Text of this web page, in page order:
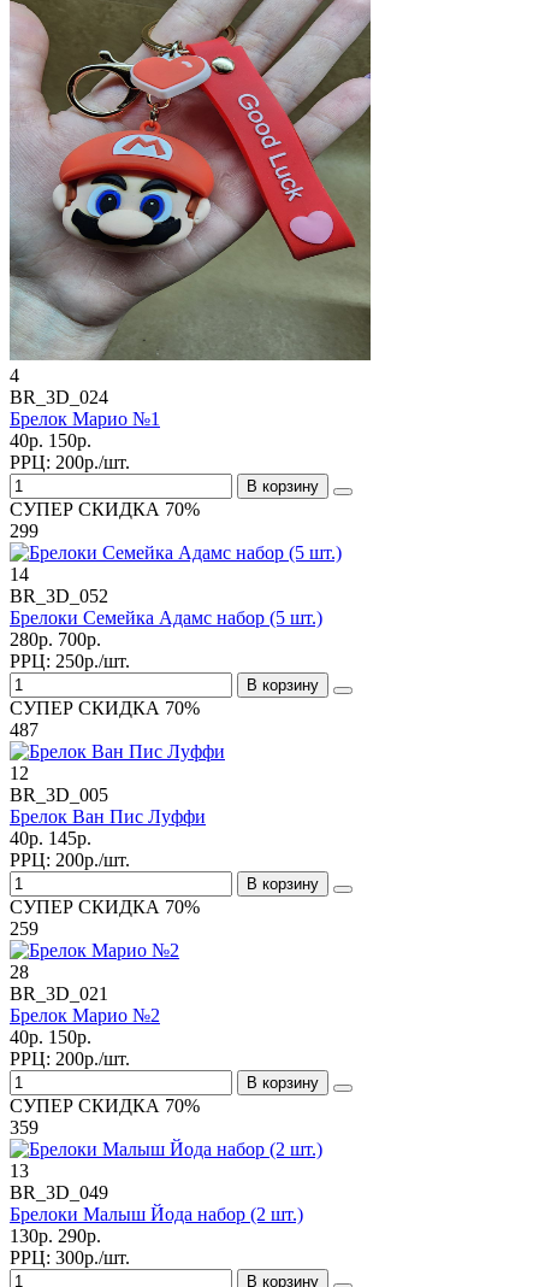
4
BR_3D_024
Брелок Марио №1
40р. 150р.
РРЦ: 200р./шт.
В корзину
СУПЕР СКИДКА 70%
299
14
BR_3D_052
Брелоки Семейка Адамс набор (5 шт.)
280р. 700р.
РРЦ: 250р./шт.
В корзину
СУПЕР СКИДКА 70%
487
12
BR_3D_005
Брелок Ван Пис Луффи
40р. 145р.
РРЦ: 200р./шт.
В корзину
СУПЕР СКИДКА 70%
259
28
BR_3D_021
Брелок Марио №2
40р. 150р.
РРЦ: 200р./шт.
В корзину
СУПЕР СКИДКА 70%
359
13
BR_3D_049
Брелоки Малыш Йода набор (2 шт.)
130р. 290р.
РРЦ: 300р./шт.
В корзину